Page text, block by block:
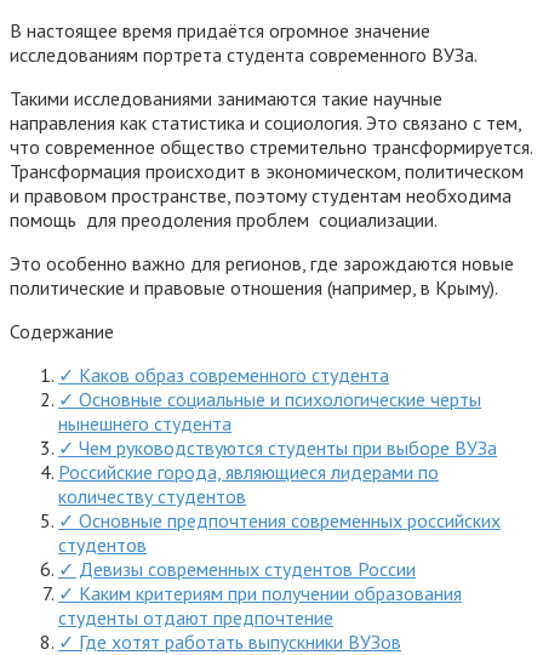
В настоящее время придаётся огромное значение
исследованиям портрета студента современного ВУЗа.
Такими исследованиями занимаются такие научные
направления как статистика и социология. Это связано с тем,
что современное общество стремительно трансформируется.
Трансформация происходит в экономическом, политическом
и правовом пространстве, поэтому студентам необходима
помощь для преодоления проблем социализации.
Это особенно важно для регионов, где зарождаются новые
политические и правовые отношения (например, в Крыму).
Содержание
✓ Каков образ современного студента
✓ Основные социальные и психологические черты
нынешнего студента
✓ Чем руководствуются студенты при выборе ВУЗа
Российские города, являющиеся лидерами по
количеству студентов
✓ Основные предпочтения современных российских
студентов
✓ Девизы современных студентов России
✓ Каким критериям при получении образования
студенты отдают предпочтение
✓ Где хотят работать выпускники ВУЗов